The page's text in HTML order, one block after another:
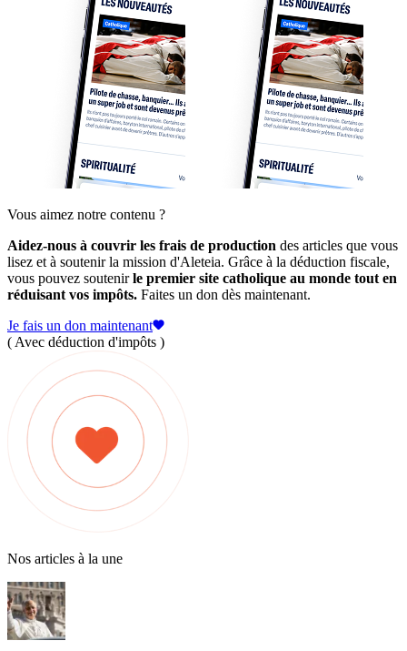
Vous aimez notre contenu ?
Aidez-nous à couvrir les frais de production des articles que vous
lisez et à soutenir la mission d'Aleteia. Grâce à la déduction fiscale,
vous pouvez soutenirle premier site catholique au monde tout en
réduisant vos impôts. Faites un don dès maintenant.
Je fais un don maintenant
( Avec déduction d'impôts )
Nos articles à la une